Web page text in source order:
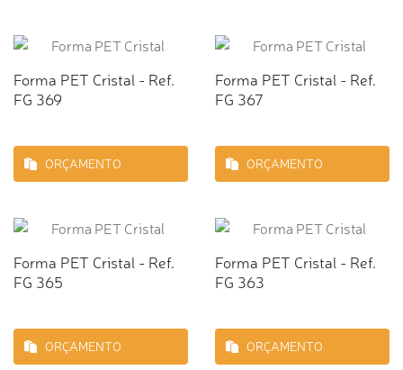
Forma PET Cristal - Ref.
FG 369
ORÇAMENTO
Forma PET Cristal - Ref.
FG 367
ORÇAMENTO
Forma PET Cristal - Ref.
FG 365
ORÇAMENTO
Forma PET Cristal - Ref.
FG 363
ORÇAMENTO